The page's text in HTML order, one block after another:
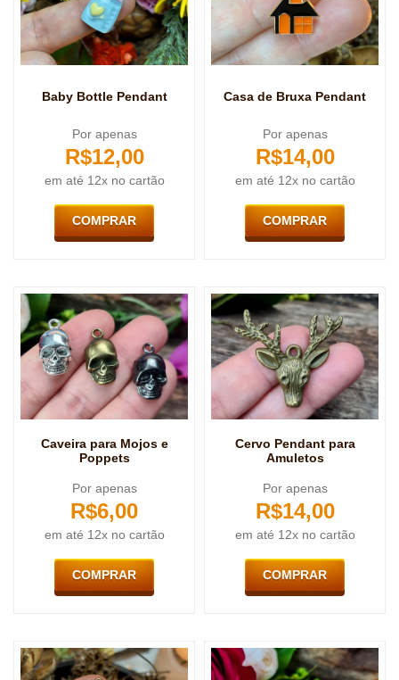
Baby Bottle Pendant
Por apenas
R$12,00
em até 12x no cartão
COMPRAR
Casa de Bruxa Pendant
Por apenas
R$14,00
em até 12x no cartão
COMPRAR
Caveira para Mojos e
Poppets
Por apenas
R$6,00
em até 12x no cartão
COMPRAR
Cervo Pendant para
Amuletos
Por apenas
R$14,00
em até 12x no cartão
COMPRAR